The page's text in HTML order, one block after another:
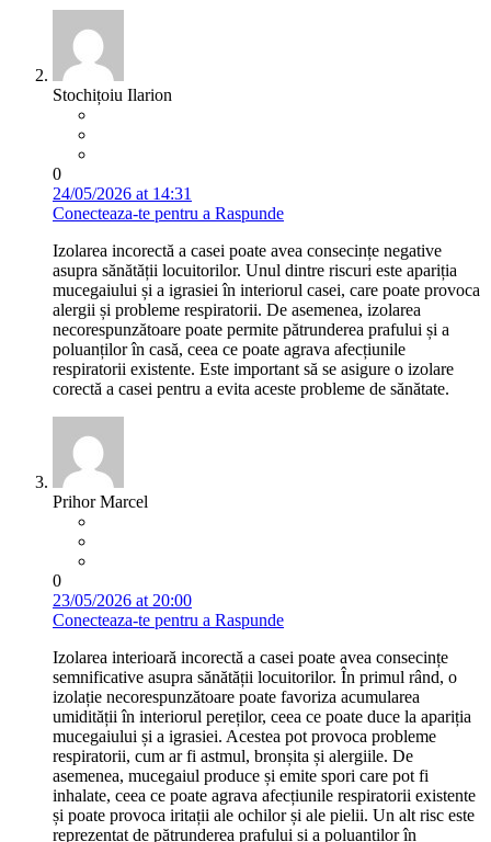
Stochițoiu Ilarion
0
24/05/2026 at 14:31
Conecteaza-te pentru a Raspunde
Izolarea incorectă a casei poate avea consecințe negative
asupra sănătății locuitorilor. Unul dintre riscuri este apariția
mucegaiului și a igrasiei în interiorul casei, care poate provoca
alergii și probleme respiratorii. De asemenea, izolarea
necorespunzătoare poate permite pătrunderea prafului și a
poluanților în casă, ceea ce poate agrava afecțiunile
respiratorii existente. Este important să se asigure o izolare
corectă a casei pentru a evita aceste probleme de sănătate.
Prihor Marcel
0
23/05/2026 at 20:00
Conecteaza-te pentru a Raspunde
Izolarea interioară incorectă a casei poate avea consecințe
semnificative asupra sănătății locuitorilor. În primul rând, o
izolație necorespunzătoare poate favoriza acumularea
umidității în interiorul pereților, ceea ce poate duce la apariția
mucegaiului și a igrasiei. Acestea pot provoca probleme
respiratorii, cum ar fi astmul, bronșita și alergiile. De
asemenea, mucegaiul produce și emite spori care pot fi
inhalate, ceea ce poate agrava afecțiunile respiratorii existente
și poate provoca iritații ale ochilor și ale pielii. Un alt risc este
reprezentat de pătrunderea prafului și a poluanților în